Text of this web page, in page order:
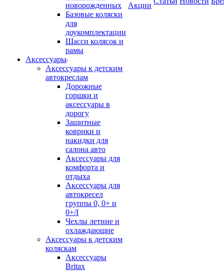
новорожденных
Базовые коляски
для
доукомплектации
Шасси колясок и
рамы
Аксессуары
Аксессуары к детским
автокреслам
Дорожные
горшки и
аксессуары в
дорогу
Защитные
коврики и
накидки для
салона авто
Аксессуары для
комфорта и
отдыха
Аксессуары для
автокресел
группы 0, 0+ и
0+/I
Чехлы летние и
охлаждающие
Аксессуары к детским
коляскам
Аксессуары
Britax
Акции